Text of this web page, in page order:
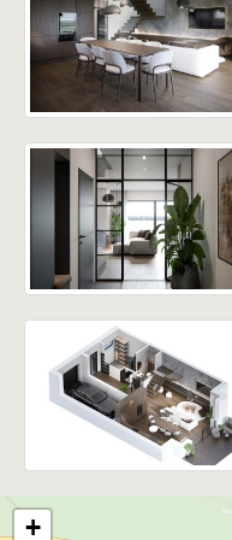
rekuperacja,
• spokojna, zielona
• szybki dojazd do
• kupujący nie płaci
pośrednika
+